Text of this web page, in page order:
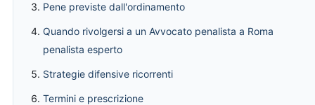
Pene previste dall'ordinamento
Quando rivolgersi a un Avvocato penalista a Roma
penalista esperto
Strategie difensive ricorrenti
Termini e prescrizione